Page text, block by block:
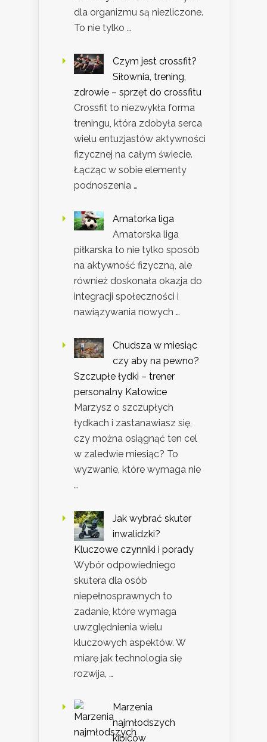
dla organizmu są niezliczone.
To nie tylko …
Czym jest crossfit?
Siłownia, trening,
zdrowie – sprzęt do crossfitu
Crossfit to niezwykła forma
treningu, która zdobyła serca
wielu entuzjastów aktywności
fizycznej na całym świecie.
Łącząc w sobie elementy
podnoszenia …
Amatorka liga
Amatorska liga
piłkarska to nie tylko sposób
na aktywność fizyczną, ale
również doskonała okazja do
integracji społeczności i
nawiązywania nowych …
Chudsza w miesiąc
czy aby na pewno?
Szczupłe łydki – trener
personalny Katowice
Marzysz o szczupłych
łydkach i zastanawiasz się,
czy można osiągnąć ten cel
w zaledwie miesiąc? To
wyzwanie, które wymaga nie
…
Jak wybrać skuter
inwalidzki?
Kluczowe czynniki i porady
Wybór odpowiedniego
skutera dla osób
niepełnosprawnych to
zadanie, które wymaga
uwzględnienia wielu
kluczowych aspektów. W
miarę jak technologia się
rozwija, …
Marzenia
najmłodszych
kibiców